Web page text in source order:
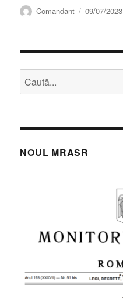
Autor
Comandant
Publicat
09/07/2023
Caută
după:
NOUL MRASR